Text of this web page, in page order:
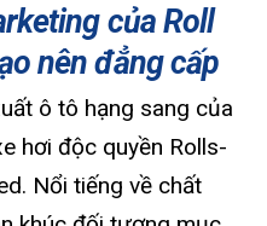
của Roll
nên đẳng cấp
ô tô hạng sang của
hơi độc quyền Rolls-
Nổi tiếng về chất